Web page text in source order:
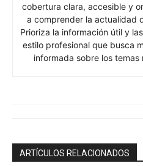
cobertura clara, accesible y
a comprender la actualidad
Prioriza la información útil y
estilo profesional que busca
informada sobre los
ARTÍCULOS RELACIONADOS